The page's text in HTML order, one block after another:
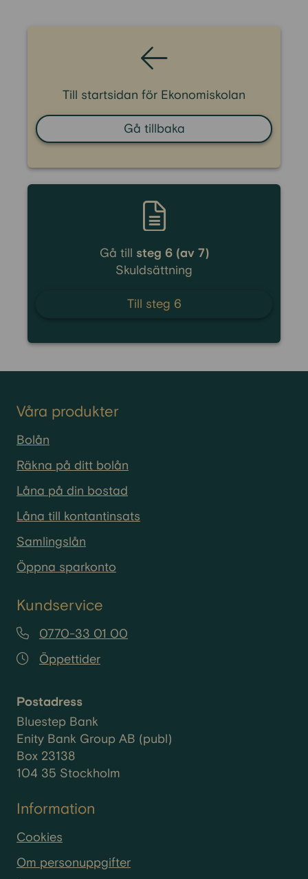
Till startsidan för Ekonomiskolan
Gå tillbaka
Gå till steg 6 (av 7)
Skuldsättning
Till steg 6
Våra produkter
Bolån
Räkna på ditt bolån
Låna på din bostad
Låna till kontantinsats
Samlingslån
Öppna sparkonto
Kundservice
0770-33 01 00
Öppettider
Postadress
Bluestep Bank
Enity Bank Group AB (publ)
Box 23138
104 35 Stockholm
Information
Cookies
Om personuppgifter